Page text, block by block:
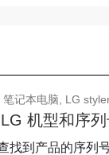
护理机, 空调, 冰箱, 家庭影院, LIFESTYLE SCREEN, 吸尘器, 洗衣机, 家用中央空调, MULTI V
机型和序
找到产品的序列